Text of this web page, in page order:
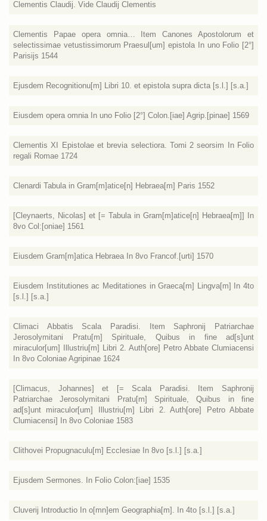
Clementis Claudij. Vide Claudij Clementis
Clementis Papae opera omnia… Item Canones Apostolorum et
selectissimae vetustissimorum Praesul[um] epistola In uno Folio [2°]
Parisijs 1544
Ejusdem Recognitionu[m] Libri 10. et epistola supra dicta [s.l.] [s.a.]
Eiusdem opera omnia In uno Folio [2°] Colon.[iae] Agrip.[pinae] 1569
Clementis XI Epistolae et brevia selectiora. Tomi 2 seorsim In Folio
regali Romae 1724
Clenardi Tabula in Gram[m]atice[n] Hebraea[m] Paris 1552
[Cleynaerts, Nicolas] et [= Tabula in Gram[m]atice[n] Hebraea[m]] In
8vo Col:[oniae] 1561
Eiusdem Gram[m]atica Hebraea In 8vo Francof.[urti] 1570
Eiusdem Institutiones ac Meditationes in Graeca[m] Lingva[m] In 4to
[s.l.] [s.a.]
Climaci Abbatis Scala Paradisi. Item Saphronij Patriarchae
Jerosolymitani Pratu[m] Spirituale, Quibus in fine ad[s]unt
miraculor[um] Illustriu[m] Libri 2. Auth[ore] Petro Abbate Clumiacensi
In 8vo Coloniae Agripinae 1624
[Climacus, Johannes] et [= Scala Paradisi. Item Saphronij
Patriarchae Jerosolymitani Pratu[m] Spirituale, Quibus in fine
ad[s]unt miraculor[um] Illustriu[m] Libri 2. Auth[ore] Petro Abbate
Clumiacensi] In 8vo Coloniae 1583
Clithovei Propugnaculu[m] Ecclesiae In 8vo [s.l.] [s.a.]
Ejusdem Sermones. In Folio Colon:[iae] 1535
Cluverij Introductio In o[mn]em Geographia[m]. In 4to [s.l.] [s.a.]